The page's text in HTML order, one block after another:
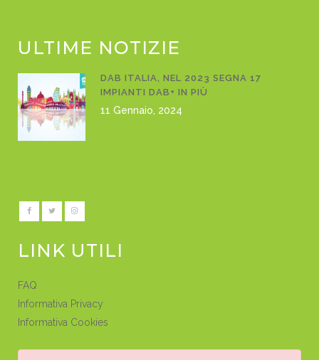
ULTIME NOTIZIE
DAB ITALIA, NEL 2023 SEGNA 17
IMPIANTI DAB+ IN PIÙ
11 Gennaio, 2024
LINK UTILI
FAQ
Informativa Privacy
Informativa Cookies